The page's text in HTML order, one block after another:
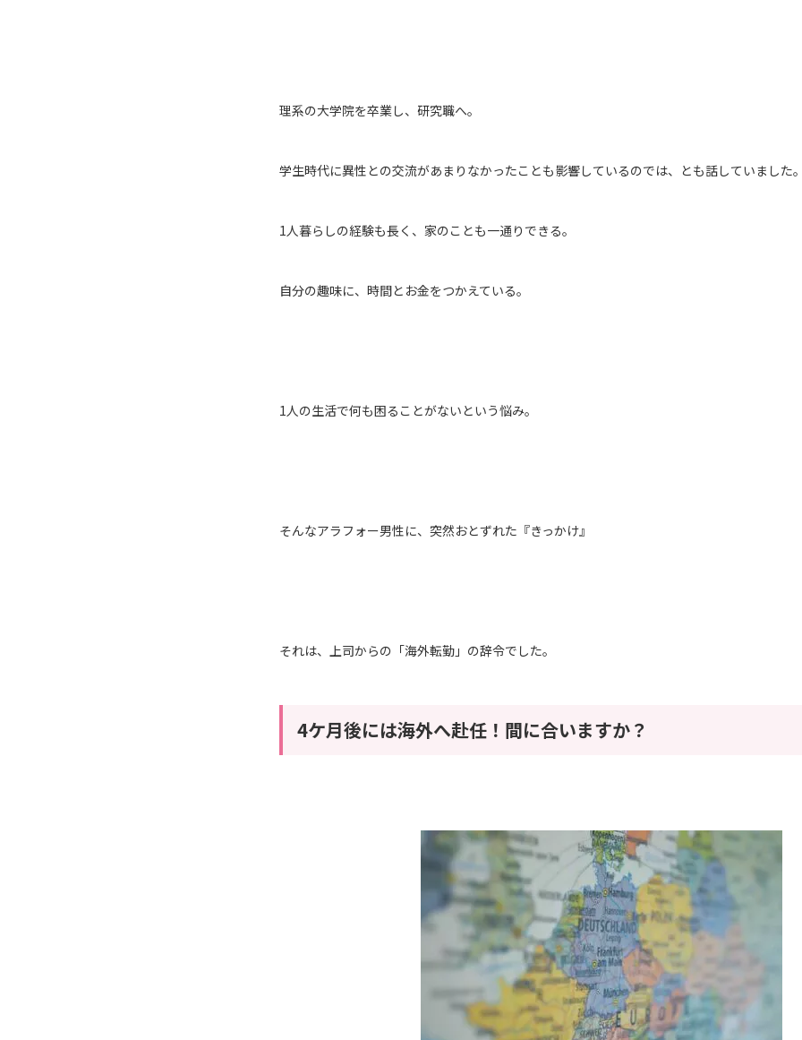
理系の大学院を卒業し、研究職へ。
学生時代に異性との交流があまりなかったことも影響しているのでは、とも話していました。
1人暮らしの経験も長く、家のことも一通りできる。
自分の趣味に、時間とお金をつかえている。
1人の生活で何も困ることがないという悩み。
そんなアラフォー男性に、突然おとずれた『きっかけ』
それは、上司からの「海外転勤」の辞令でした。
4ケ月後には海外へ赴任！間に合いますか？